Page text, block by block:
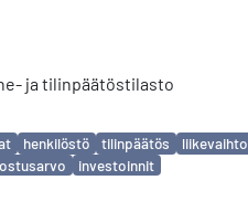
ja tilinpäätöstilasto
henkilöstö tilinpäätös liikevaihto
investoinnit